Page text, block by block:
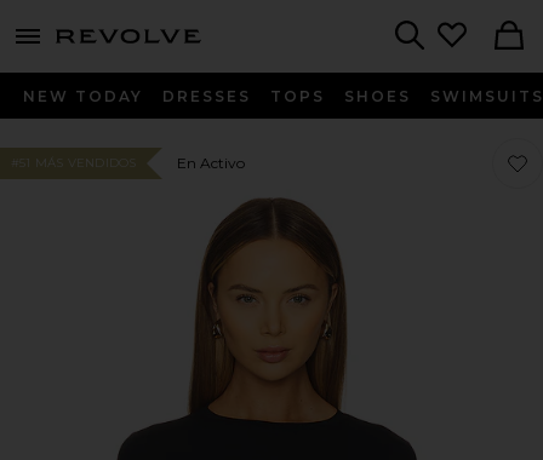
menu - shows more content
NEW TODAY DRESSES TOPS SHOES SWIMSUITS
#51 MÁS VENDIDOS En Activo